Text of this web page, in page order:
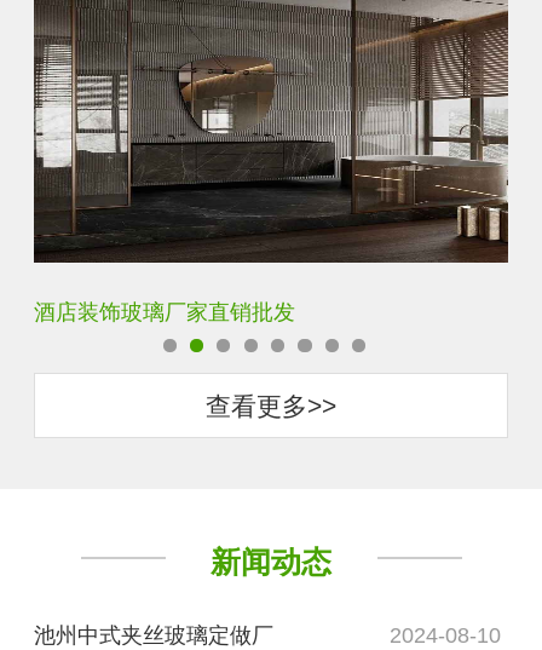
酒店装饰玻璃厂家直销批发
查看更多>>
新闻动态
池州中式夹丝玻璃定做厂 2024-08-10